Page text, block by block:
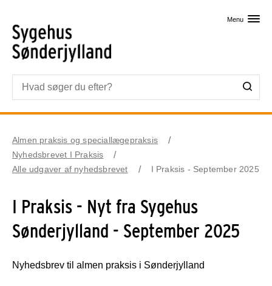
Menu
Almen praksis og speciallægepraksis
Nyhedsbrevet I Praksis
Alle udgaver af nyhedsbrevet
I Praksis - September 2025
I Praksis - Nyt fra Sygehus
Sønderjylland - September 2025
Nyhedsbrev til almen praksis i Sønderjylland